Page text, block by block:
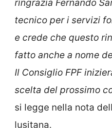
ringrazia Fernando
tecnico per i servizi
e crede che questo
fatto anche a nome
Il Consiglio FPF
scelta del prossimo
si legge nella nota
lusitana.